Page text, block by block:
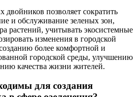
позволяет сократить
и обслуживание зеленых зон,
растений, учитывать экосистемные
изменения в городской
более комфортной и
городской среды, улучшению
качества жизни жителей.
для создания